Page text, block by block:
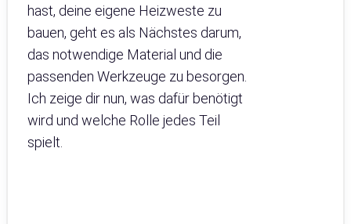
hast, deine eigene Heizweste zu
bauen, geht es als Nächstes darum,
das notwendige Material und die
passenden Werkzeuge zu besorgen.
Ich zeige dir nun, was dafür benötigt
wird und welche Rolle jedes Teil
spielt.